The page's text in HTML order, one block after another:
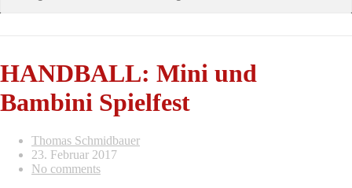
HANDBALL: Mini und
Bambini Spielfest
Thomas Schmidbauer
23. Februar 2017
No comments